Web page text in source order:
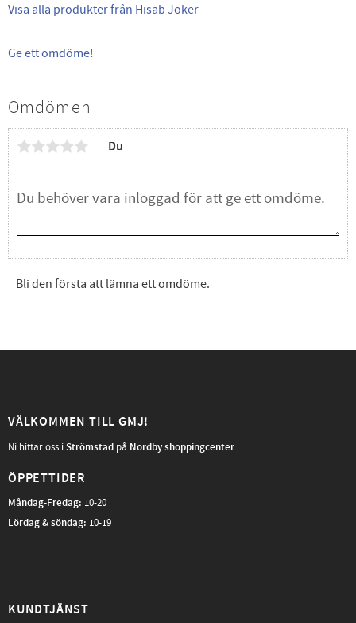
Visa alla produkter från Hisab Joker
Ge ett omdöme!
Omdömen
Du
Bli den första att lämna ett omdöme.
VÄLKOMMEN TILL GMJ!
Ni hittar oss iStrömstad på Nordby shoppingcenter.
ÖPPETTIDER
Måndag-Fredag: 10-20
Lördag & söndag: 10-19
KUNDTJÄNST